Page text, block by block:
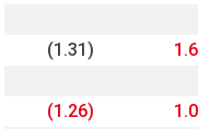
(1.31)
(1.26)